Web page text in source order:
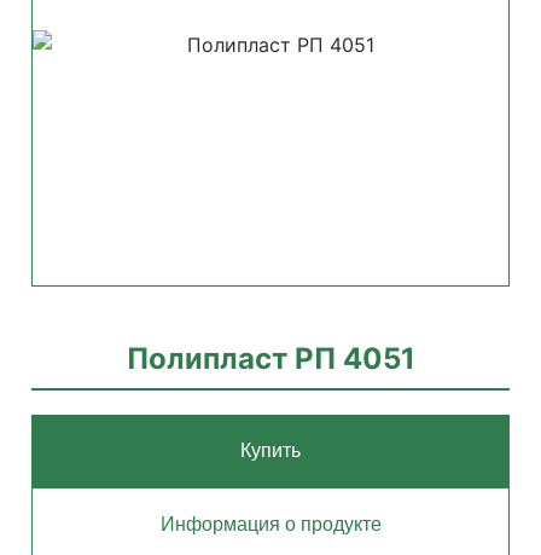
Полипласт РП 4051
Купить
Информация о продукте